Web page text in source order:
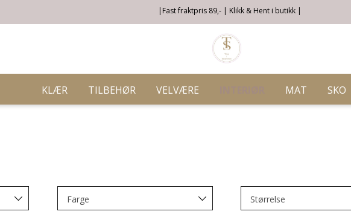
|Fast fraktpris 89,- | Klikk & Hent i butikk |
KLÆR TILBEHØR VELVÆRE MAT SKO
Farge Størrelse